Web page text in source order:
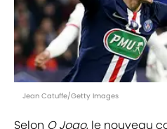
Jean Catuffe/Getty Images
Selon O Jogo, le nouveau